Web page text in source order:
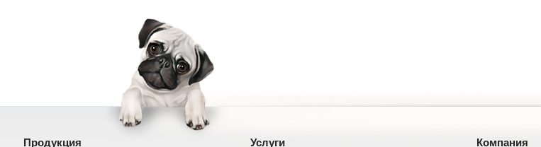
мг, натрий 0,2%, калий 0,6%.
Глюкозамин 600 мг, Хондроитин 150 мг, L-карнитин 150 мг, Омега-3 - 0,38%, Омега-6 - 2,1%.
Продукция Услуги Компания